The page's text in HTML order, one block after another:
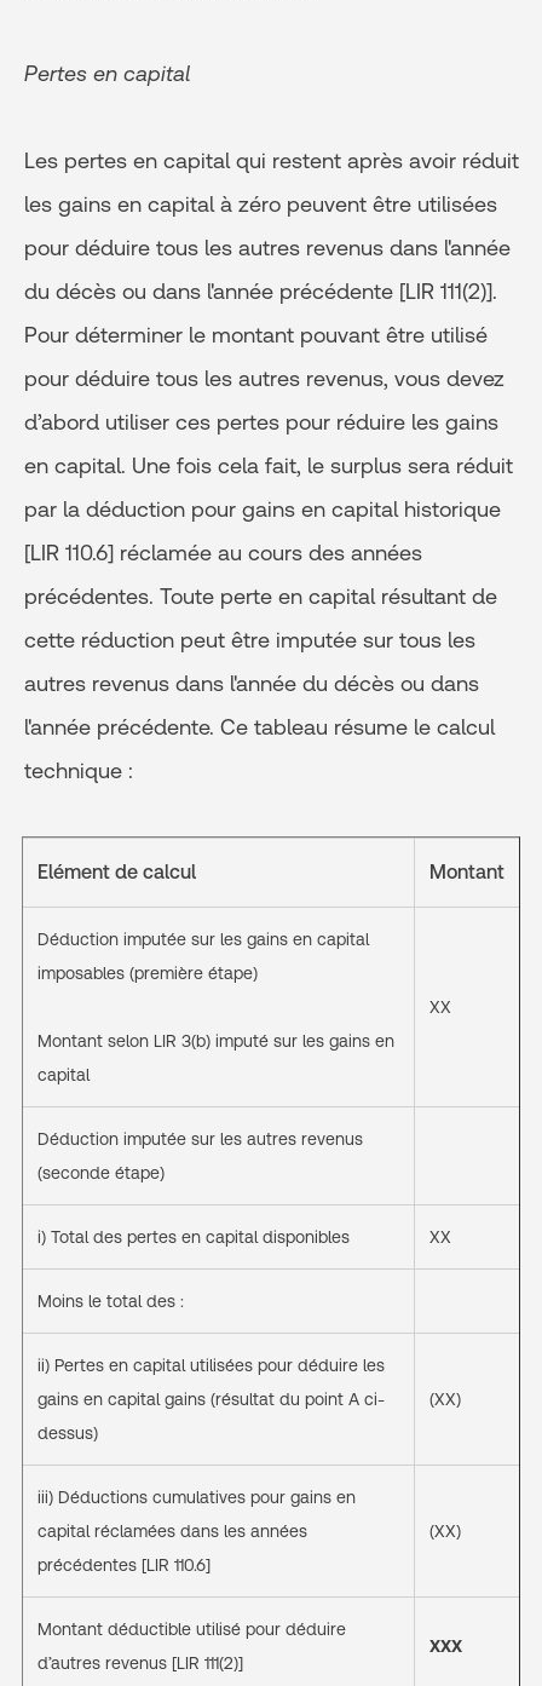
Pertes en capital
Les pertes en capital qui restent après avoir réduit
les gains en capital à zéro peuvent être utilisées
pour déduire tous les autres revenus dans l'année
du décès ou dans l'année précédente [LIR 111(2)].
Pour déterminer le montant pouvant être utilisé
pour déduire tous les autres revenus, vous devez
d’abord utiliser ces pertes pour réduire les gains
en capital. Une fois cela fait, le surplus sera réduit
par la déduction pour gains en capital historique
[LIR 110.6] réclamée au cours des années
précédentes. Toute perte en capital résultant de
cette réduction peut être imputée sur tous les
autres revenus dans l'année du décès ou dans
l'année précédente. Ce tableau résume le calcul
technique :
Elément de calcul Montant
Déduction imputée sur les gains en capital
imposables (première étape)
Montant selon LIR 3(b) imputé sur les gains en
capital
XX
Déduction imputée sur les autres revenus
(seconde étape)
i) Total des pertes en capital disponibles XX
Moins le total des :
ii) Pertes en capital utilisées pour déduire les
gains en capital gains (résultat du point A ci-
dessus)
(XX)
iii) Déductions cumulatives pour gains en
capital réclamées dans les années
précédentes [LIR 110.6]
(XX)
Montant déductible utilisé pour déduire
d’autres revenus [LIR 111(2)]
XXX